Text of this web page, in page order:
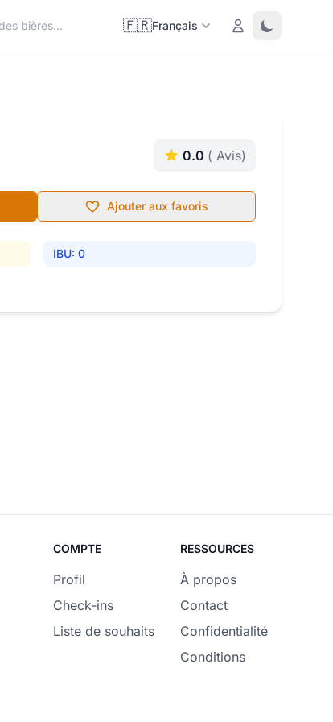
🇫🇷Français Login Toggle
0.0 ( Avis)
Ajouter aux favoris
IBU: 0
COMPTE
Profil
Check-ins
Liste de souhaits
RESSOURCES
À propos
Contact
Confidentialité
Conditions